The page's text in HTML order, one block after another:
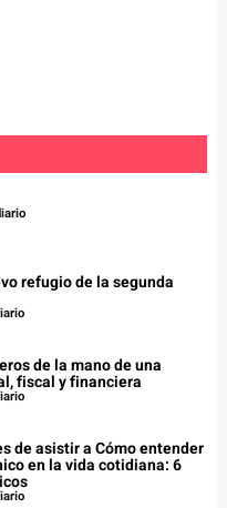
refugio de la segunda
de la mano de una
fiscal y financiera
de asistir a Cómo entender
en la vida cotidiana: 6